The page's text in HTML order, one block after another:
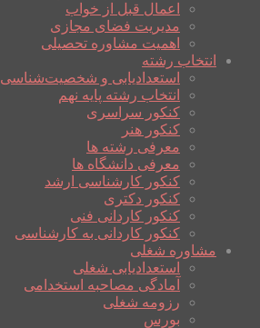
اعمال قبل از خواب
مدیریت فضای مجازی
اهمیت مشاوره تحصیلی
انتخاب رشته
استعدادیابی و شخصیت‌شناسی
انتخاب رشته پایه نهم
کنکور سراسری
کنکور هنر
معرفی رشته ها
معرفی دانشگاه ها
کنکور کارشناسی ارشد
کنکور دکتری
کنکور کاردانی فنی
کنکور کاردانی به کارشناسی
مشاوره شغلی
استعدادیابی شغلی
آمادگی مصاحبه استخدامی
رزومه شغلی
بورس